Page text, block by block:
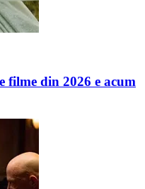
filme din 2026 e acum